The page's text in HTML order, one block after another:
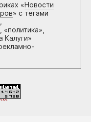
«Новости
» с тегами
Калуги»